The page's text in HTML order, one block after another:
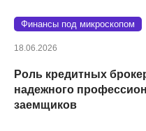
Финансы под микроскопом
18.06.2026
Роль кредитных
надежного
заемщиков